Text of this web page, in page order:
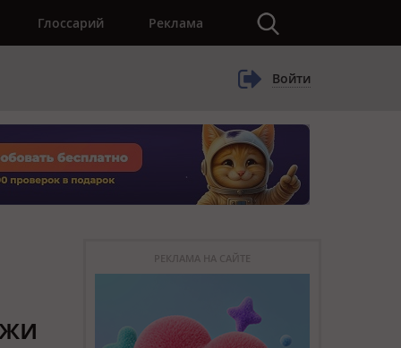
Глоссарий Реклама
Войти
РЕКЛАМА НА САЙТЕ